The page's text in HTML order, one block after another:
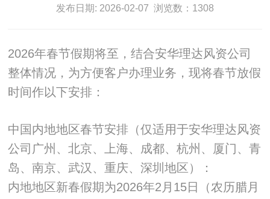
发布日期: 2026-02-07 浏览数：1308
2026年春节假期将至，结合安华理达风资公司
整体情况，为方便客户办理业务，现将春节放假
时间作以下安排：
中国内地地区春节安排（仅适用于安华理达风资
公司广州、北京、上海、成都、杭州、厦门、青
岛、南京、武汉、重庆、深圳地区）：
内地地区新春假期为2026年2月15日（农历腊月